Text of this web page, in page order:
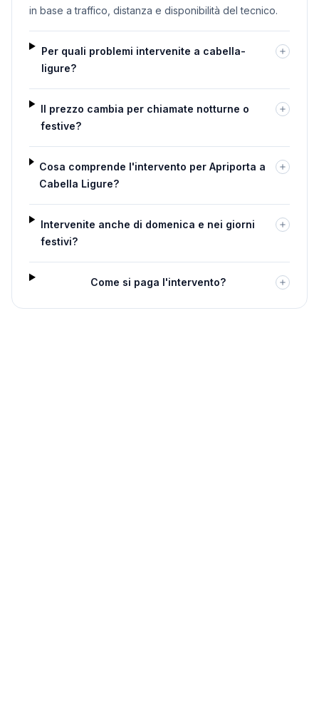
in base a traffico, distanza e disponibilità del tecnico.
Per quali problemi intervenite a cabella-
ligure?
Il prezzo cambia per chiamate notturne o
festive?
Cosa comprende l'intervento per Apriporta a
Cabella Ligure?
Intervenite anche di domenica e nei giorni
festivi?
Come si paga l'intervento?